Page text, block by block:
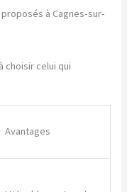
à Cagnes-sur-
choisir celui qui
Avantages